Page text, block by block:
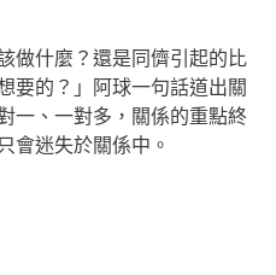
做什麼？還是同儕引起的比
要的？」阿球一句話道出關
一、一對多，關係的重點終
會迷失於關係中。